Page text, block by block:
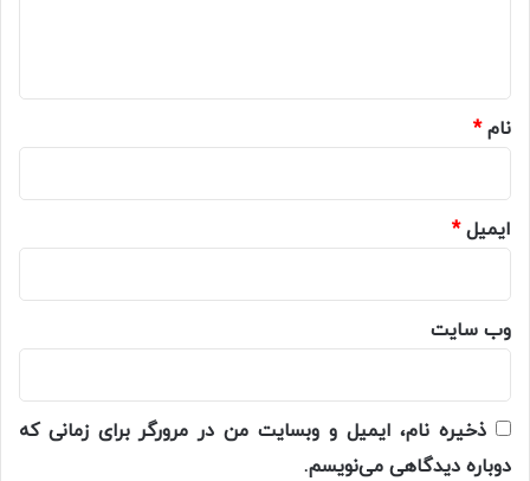
نام*
ایمیل*
وب‌ سایت
ذخیره نام، ایمیل و وبسایت من در مرورگر برای زمانی که
دوباره دیدگاهی می‌نویسم.